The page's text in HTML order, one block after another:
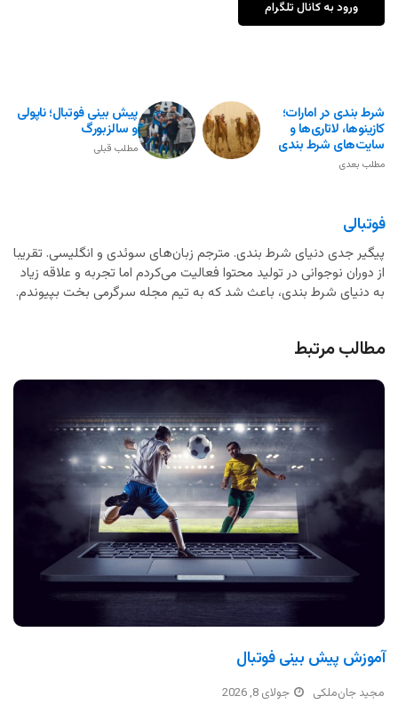
ورود به کانال تلگرام
پیش بینی فوتبال؛ ناپولی
و سالزبورگ
مطلب قبلی
شرط بندی در امارات؛
کازینوها، لاتاری‌ها و
سایت‌های شرط بندی
مطلب بعدی
فوتبالی
پیگیر جدی دنیای شرط بندی. مترجم زبان‌های سوئدی و انگلیسی. تقریبا
از دوران نوجوانی در تولید محتوا فعالیت می‌کردم اما تجربه و علاقه زیاد
به دنیای شرط بندی، باعث شد که به تیم مجله سرگرمی بخت بپیوندم.
مطالب مرتبط
آموزش پیش بینی فوتبال
مجید جان‌ملکی جولای 8, 2026